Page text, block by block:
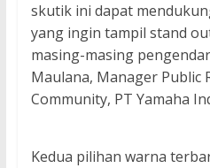
skutik ini dapat
yang ingin tampil stand
masing-masing
Maulana, Manager Public
Community, PT Yamaha
Kedua pilihan warna